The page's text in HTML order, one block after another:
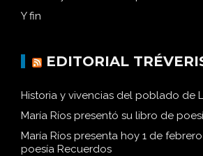
Y fin
EDITORIAL
Historia y vivencias del poblado de
María Ríos presentó su libro de
María Ríos presenta hoy 1 de
poesía Recuerdos